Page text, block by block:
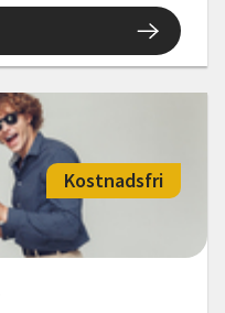
Kostnadsfri